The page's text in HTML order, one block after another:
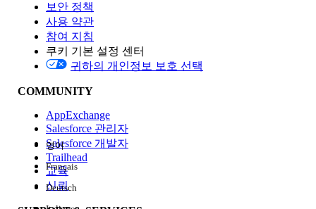
Edition
경험
보안 정책
사용 약관
참여 지침
쿠키 기본 설정 센터
귀하의 개인정보 보호 선택
COMMUNITY
AppExchange
Salesforce 관리자
Salesforce 개발자
Trailhead
교육
신뢰
영어
Français
Deutsch